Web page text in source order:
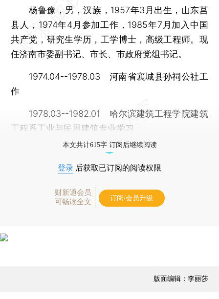
杨鲁豫，男，汉族，1957年3月出生，山东莒
县人，1974年4月参加工作，1985年7月加入中国
共产党，研究生学历，工学博士，高级工程师。现
任济南市委副书记、市长、市政府党组书记。
1974.04--1978.03 河南省襄城县孙祠公社工
作
1978.03--1982.01 哈尔滨建筑工程学院建筑
工程系工业与民用建筑专业学习
本文共计615字 订阅后继续阅读
登录 后获取已订阅的阅读权限
财新通会员
可畅读全文
订阅/会员升级
版面编辑：李丽莎